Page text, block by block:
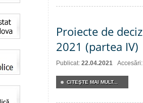
Proiecte de
2021 (partea IV)
Publicat: 22.04.2021
CITEŞTE MAI MULT...